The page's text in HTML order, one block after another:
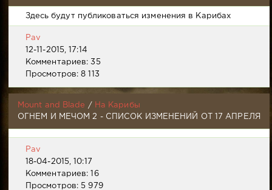
Здесь будут публиковаться изменения в Карибах
Pav
12-11-2015, 17:14
Комментариев: 35
Просмотров: 8 113
Mount and Blade /
На Карибы
ОГНЕМ И МЕЧОМ 2 - СПИСОК ИЗМЕНЕНИЙ ОТ 17 АПРЕЛЯ
Pav
18-04-2015, 10:17
Комментариев: 16
Просмотров: 5 979